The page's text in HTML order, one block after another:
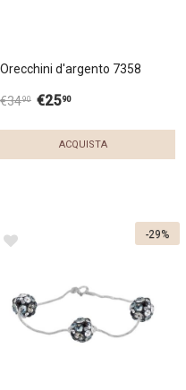
Orecchini d'argento 7358
€3490 €2590
ACQUISTA
-29%